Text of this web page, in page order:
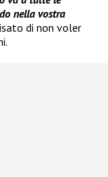
nella vostra
di non voler